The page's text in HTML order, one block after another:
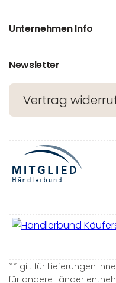
Unternehmen Info
Newsletter
Vertrag
** gilt für Lieferungen
für andere Länder